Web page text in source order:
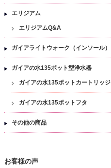
エリジアム
エリジアムQ&A
ガイアライトウォーク（インソール）
ガイアの水135ポット型浄水器
ガイアの水135ポットカートリッジ
ガイアの水135ポットフタ
その他の商品
お客様の声